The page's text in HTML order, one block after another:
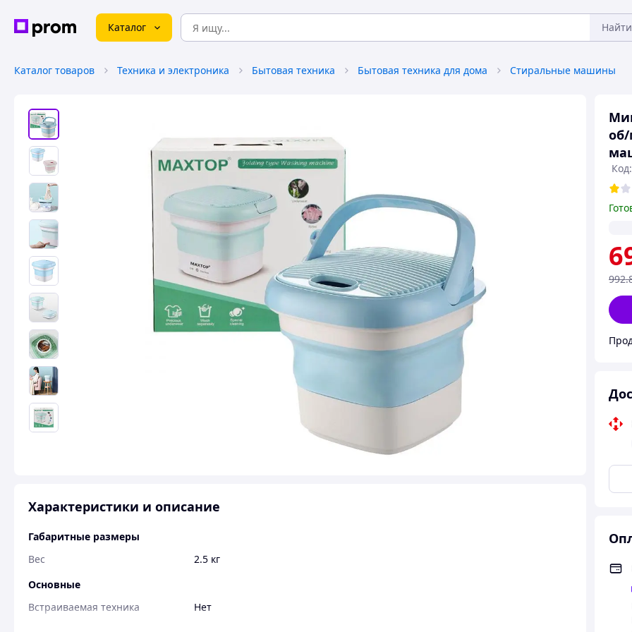
Каталог Найти
Каталог товаров Техника и электроника Бытовая техника Бытовая техника для дома Стиральные машины
об/
992
Характеристики и описание
Габаритные размеры
Вес
2.5 кг
Основные
Встраиваемая техника
Нет